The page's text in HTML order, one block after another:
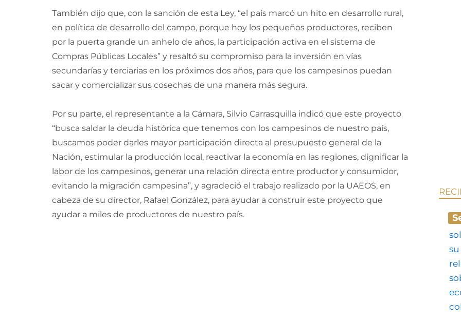
También dijo que, con la sanción de esta Ley, “el país marcó un hito en desarrollo rural,
en política de desarrollo del campo, porque hoy los pequeños productores, reciben
por la puerta grande un anhelo de años, la participación activa en el sistema de
Compras Públicas Locales” y resaltó su compromiso para la inversión en vías
secundarías y terciarias en los próximos dos años, para que los campesinos puedan
sacar y comercializar sus cosechas de una manera más segura.
Por su parte, el representante a la Cámara, Silvio Carrasquilla indicó que este proyecto
“busca saldar la deuda histórica que tenemos con los campesinos de nuestro país,
buscamos poder darles mayor participación directa al presupuesto general de la
Nación, estimular la producción local, reactivar la economía en las regiones, dignificar la
labor de los campesinos, generar una relación directa entre productor y consumidor,
evitando la migración campesina”, y agradeció el trabajo realizado por la UAEOS, en
cabeza de su director, Rafael González, para ayudar a construir este proyecto que
ayudar a miles de productores de nuestro país.